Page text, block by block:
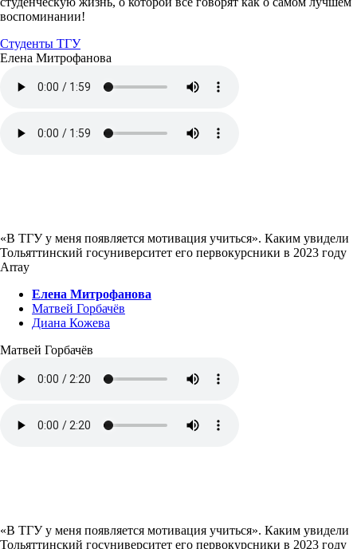
воспоминании!
Студенты ТГУ
Елена Митрофанова
«В ТГУ у меня появляется мотивация учиться». Каким увидели
Тольяттинский госуниверситет его первокурсники в 2023 году
Array
Елена Митрофанова
Матвей Горбачёв
Диана Кожева
Матвей Горбачёв
«В ТГУ у меня появляется мотивация учиться». Каким увидели
Тольяттинский госуниверситет его первокурсники в 2023 году